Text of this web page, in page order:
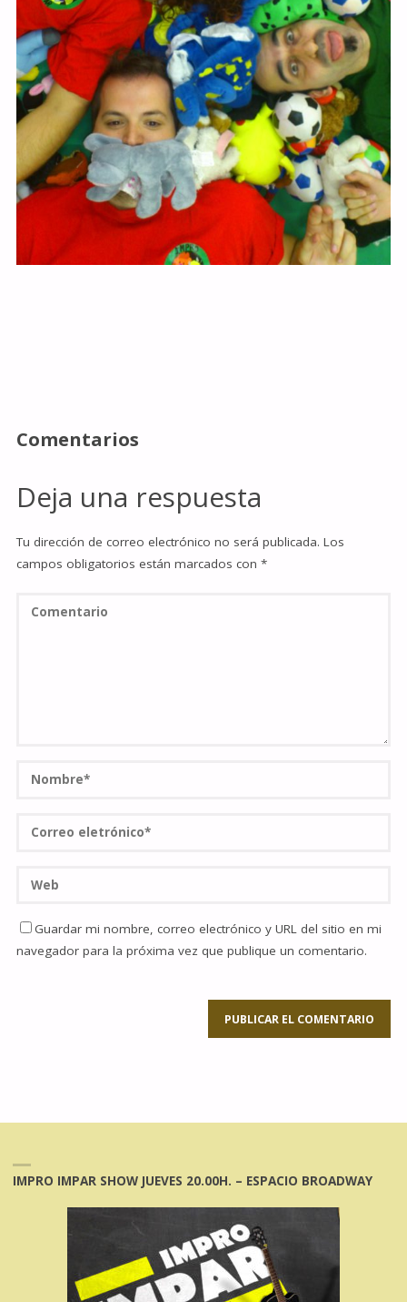
Comentarios
Deja una respuesta
Tu dirección de correo electrónico no será publicada. Los
campos obligatorios están marcados con *
Guardar mi nombre, correo electrónico y URL del sitio en mi
navegador para la próxima vez que publique un comentario.
IMPRO IMPAR SHOW JUEVES 20.00H. – ESPACIO BROADWAY